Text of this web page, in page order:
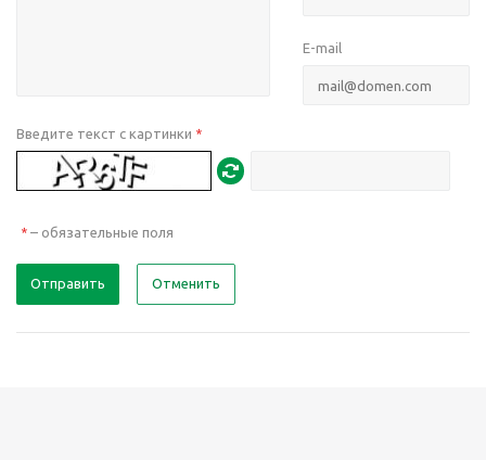
E-mail
Введите текст с картинки *
* – обязательные поля
Отправить Отменить